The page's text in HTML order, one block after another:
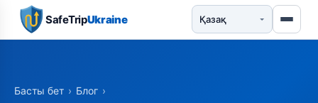
SafeTripUkraine
Басты бет › Блог ›